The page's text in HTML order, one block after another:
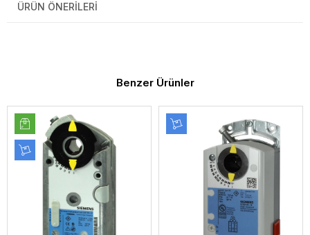
ÜRÜN ÖNERILERI
Benzer Ürünler